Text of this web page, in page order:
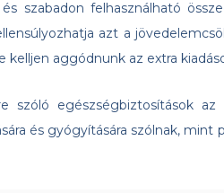
szabadon felhasználható
azt a
kelljen aggódnunk az extra
szóló egészségbiztosítások
és gyógyítására szólnak, mint